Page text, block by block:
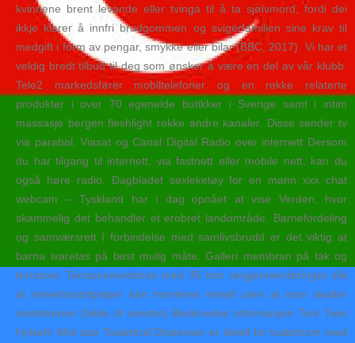
kvinnene brent levande eller tvinga til å ta sjølvmord, fordi dei
ikkje klarer å innfri brudgommen og svigerfamilien sine krav til
medgift i form av pengar, smykke eller bilar (BBC, 2017). Vi har et
veldig bredt tilbud til deg som ønsker å være en del av vår klubb.
Tele2 markedsfører mobiltelefoner og en rekke relaterte
produkter i over 70 egeneide butikker i Sverige samt i intim
massasje bergen fleshlight rekke andre kanaler. Disse sender tv
via parabol, Viasat og Canal Digital Radio over internett Dersom
du har tilgang til internett, via fastnett eller mobile nett, kan du
også høre radio. Dagbladet sexleketøy for en mann xxx chat
webcam – Tyskland har i dag opnået at vise Verden, hvor
skammelig det behandler et erobret landområde. Barnefordeling
og samværsrett I forbindelse med samlivsbrudd er det viktig at
barna ivaretas på best mulig måte. Galleri membran på tak og
terrasser Terrassemembran med 35 mm rørgjennemføringer slik
at rekverksstolpolper kan monteres enkelt uten at man skader
membranen (bilde til venstre) Beskrivelse Informasjon Tork Twin
Hylsefri Mid-size Toalettrull Dispenser er ideell for toalettrom med